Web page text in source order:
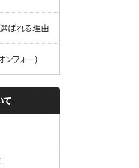
ばれる理由
ンフォー)
て